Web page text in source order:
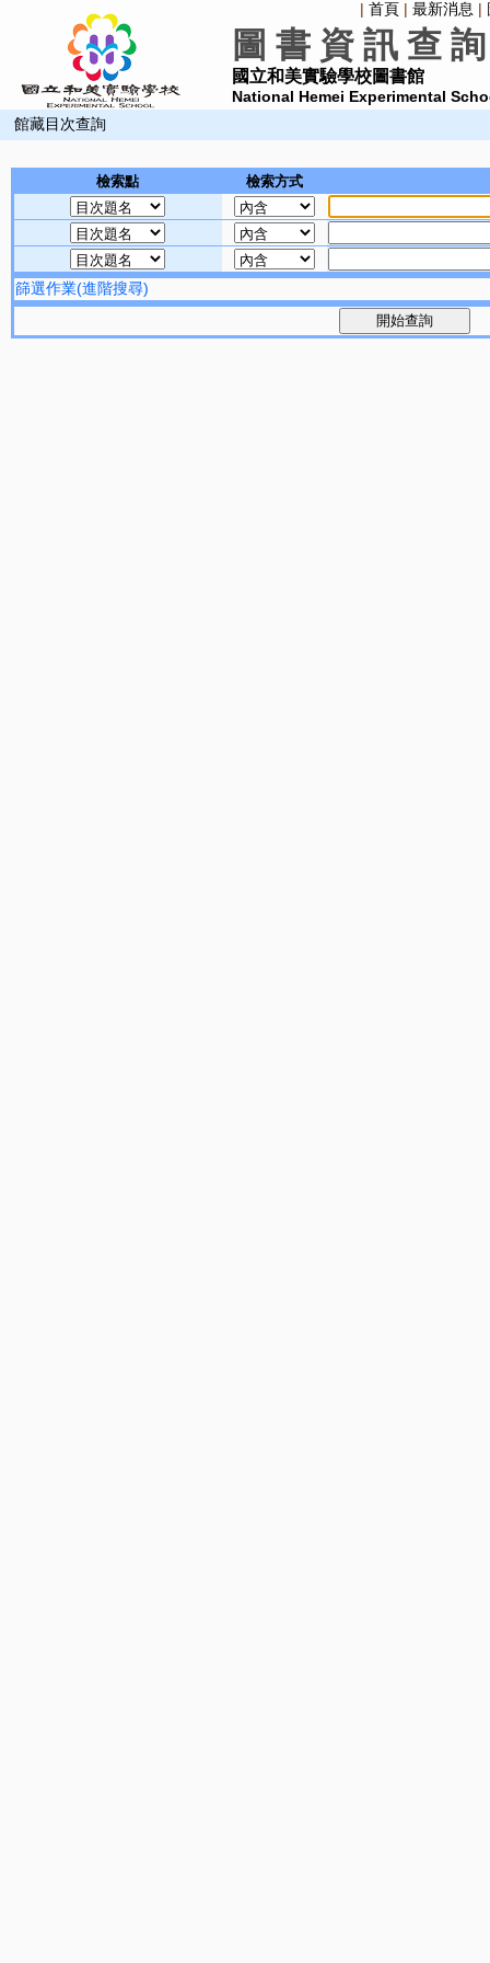
| 首頁 | 最新消息 |
圖 書 資 訊 查
國立和美實驗學校圖書館
National Hemei Experimental
館藏目次查詢
檢索點 檢索方式
篩選作業(進階搜尋)